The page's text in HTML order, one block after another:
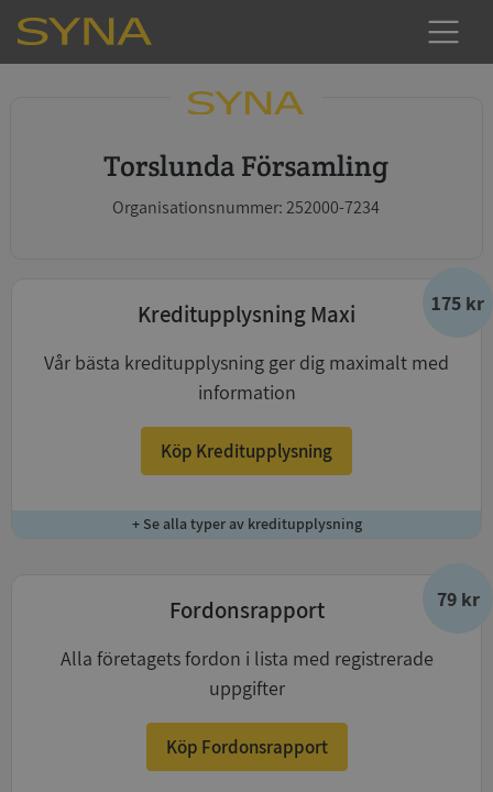
Torslunda Församling
Organisationsnummer: 252000-7234
175 kr
Kreditupplysning Maxi
Vår bästa kreditupplysning ger dig maximalt med
information
Köp Kreditupplysning
+ Se alla typer av kreditupplysning
79 kr
Fordonsrapport
Alla företagets fordon i lista med registrerade
uppgifter
Köp Fordonsrapport